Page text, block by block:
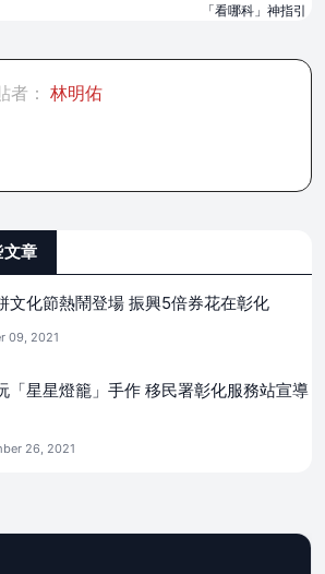
「看哪科」神指引
者： 林明佑
章
文化節熱鬧登場 振興5倍券花在彰化
09, 2021
「星星燈籠」手作 移民署彰化服務站宣導
26, 2021